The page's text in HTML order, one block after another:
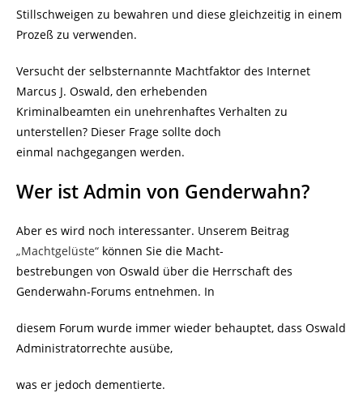
Stillschweigen zu bewahren und diese gleichzeitig in einem
Prozeß zu verwenden.
Versucht der selbsternannte Machtfaktor des Internet
Marcus J. Oswald, den erhebenden
Kriminalbeamten ein unehrenhaftes Verhalten zu
unterstellen? Dieser Frage sollte doch
einmal nachgegangen werden.
Wer ist Admin von Genderwahn?
Aber es wird noch interessanter. Unserem Beitrag
„Machtgelüste“ können Sie die Macht-
bestrebungen von Oswald über die Herrschaft des
Genderwahn-Forums entnehmen. In
diesem Forum wurde immer wieder behauptet, dass Oswald
Administratorrechte ausübe,
was er jedoch dementierte.